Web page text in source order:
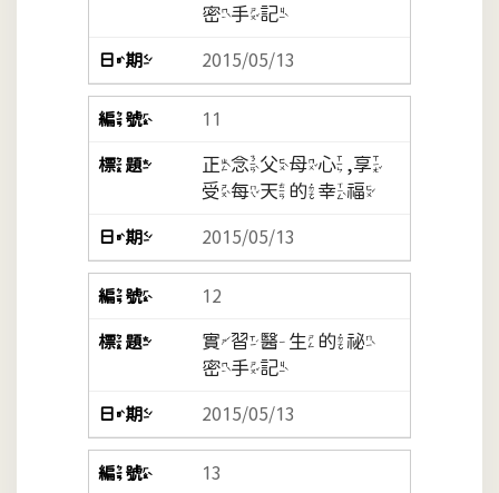
密手記
2015/05/13
11
正念父母心,享
受每天的幸福
2015/05/13
12
實習醫生的祕
密手記
2015/05/13
13